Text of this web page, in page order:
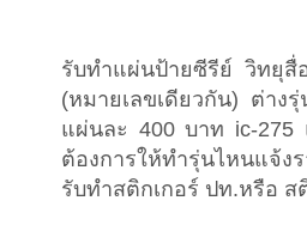
รับทำแผ่นป้ายซีรีย์ วิทยุ
(หมายเลขเดียวกัน) ต่าง
แผ่นละ 400 บาท ic-275
ต้องการให้ทำรุ่นไหนแจ้ง
รับทำสติกเกอร์ ปท.หรือ ส